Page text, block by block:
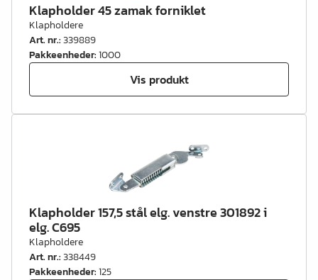
Klapholder 45 zamak forniklet
Klapholdere
Art. nr.:339889
Pakkeenheder:1000
Vis produkt
Klapholder 157,5 stål elg. venstre 301892 i
elg. C695
Klapholdere
Art. nr.:338449
Pakkeenheder:125